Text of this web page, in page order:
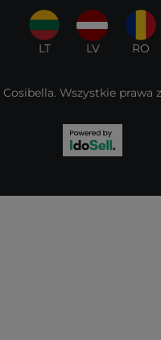
LT LV RO
Wszystkie prawa